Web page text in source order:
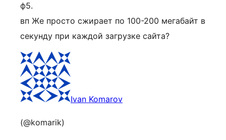
ф5.
вп Же просто сжирает по 100-200 мегабайт в
секунду при каждой загрузке сайта?
Ivan Komarov
(@komarik)